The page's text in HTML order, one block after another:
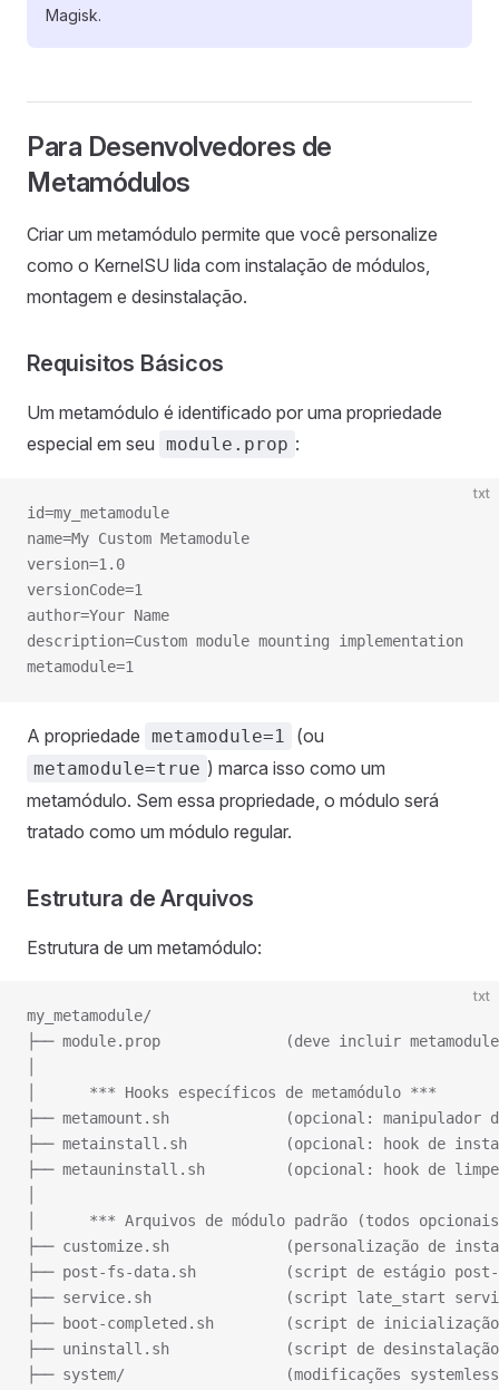
Magisk.
Para Desenvolvedores de
Metamódulos
Criar um metamódulo permite que você personalize
como o KernelSU lida com instalação de módulos,
montagem e desinstalação.
Requisitos Básicos
Um metamódulo é identificado por uma propriedade
especial em seu module.prop :
txt
id=my_metamodule
name=My Custom Metamodule
version=1.0
versionCode=1
author=Your Name
description=Custom module mounting implementation
metamodule=1
A propriedade metamodule=1 (ou
metamodule=true ) marca isso como um
metamódulo. Sem essa propriedade, o módulo será
tratado como um módulo regular.
Estrutura de Arquivos
Estrutura de um metamódulo:
txt
my_metamodule/
├── module.prop              (deve incluir
│      *** Hooks específicos de metamódulo ***
├── metamount.sh             (opcional: manipulador de
├── metainstall.sh           (opcional: hook de
├── metauninstall.sh         (opcional: hook de
│      *** Arquivos de módulo padrão (todos
├── customize.sh             (personalização de
├── post-fs-data.sh          (script de estágio
├── service.sh               (script late_start
├── boot-completed.sh        (script de
├── uninstall.sh             (script de desinstalação
├── system/                  (modificações